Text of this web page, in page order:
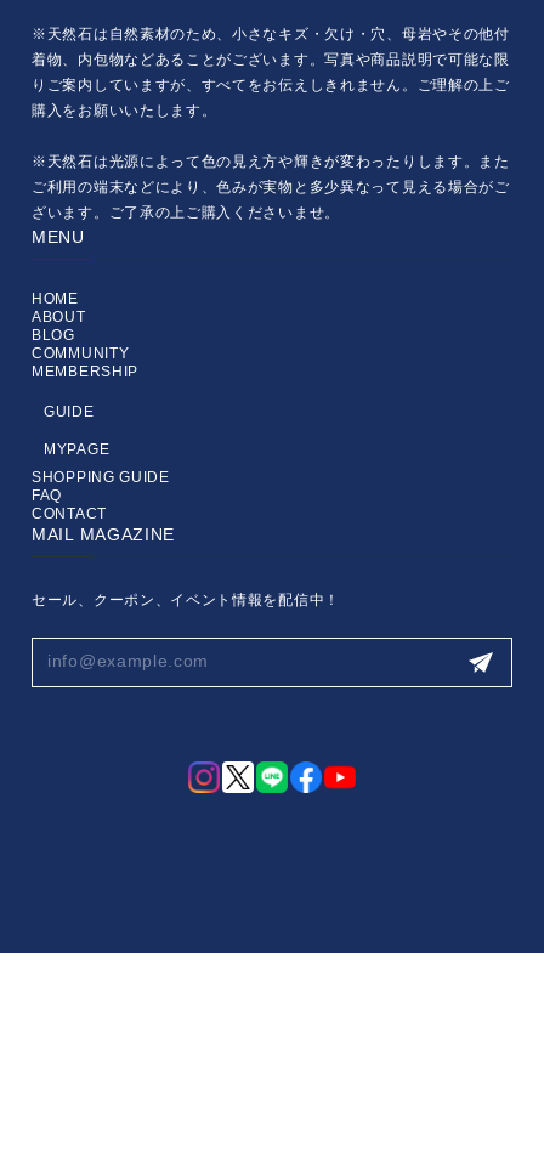
※天然石は自然素材のため、小さなキズ・欠け・穴、母岩やその他付
着物、内包物などあることがございます。写真や商品説明で可能な限
りご案内していますが、すべてをお伝えしきれません。ご理解の上ご
購入をお願いいたします。
※天然石は光源によって色の見え方や輝きが変わったりします。また
ご利用の端末などにより、色みが実物と多少異なって見える場合がご
ざいます。ご了承の上ご購入くださいませ。
MENU
HOME
ABOUT
BLOG
COMMUNITY
MEMBERSHIP
GUIDE
MYPAGE
SHOPPING GUIDE
FAQ
CONTACT
MAIL MAGAZINE
セール、クーポン、イベント情報を配信中！